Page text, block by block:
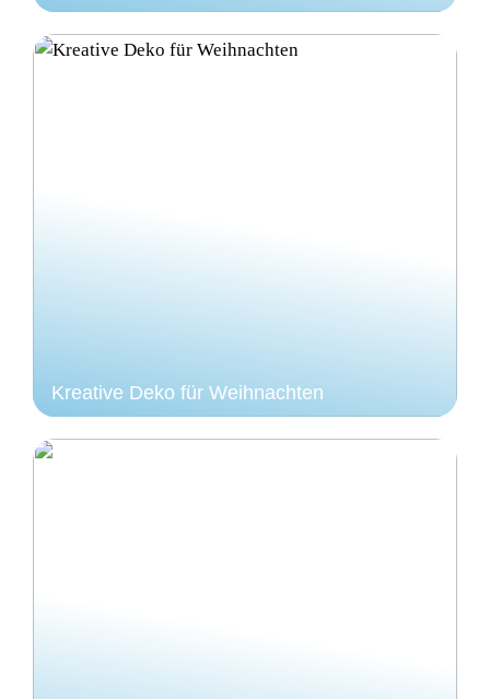
Kreative Deko für Weihnachten